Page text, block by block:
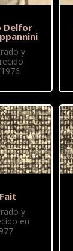
Delfor
y
y
en